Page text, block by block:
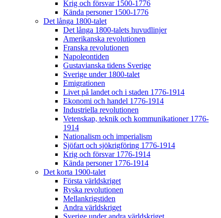
Krig och försvar 1500-1776
Kända personer 1500-1776
Det långa 1800-talet
Det långa 1800-talets huvudlinjer
Amerikanska revolutionen
Franska revolutionen
Napoleontiden
Gustavianska tidens Sverige
Sverige under 1800-talet
Emigrationen
Livet på landet och i staden 1776-1914
Ekonomi och handel 1776-1914
Industriella revolutionen
Vetenskap, teknik och kommunikationer 1776-
1914
Nationalism och imperialism
Sjöfart och sjökrigföring 1776-1914
Krig och försvar 1776-1914
Kända personer 1776-1914
Det korta 1900-talet
Första världskriget
Ryska revolutionen
Mellankrigstiden
Andra världskriget
Sverige under andra världskriget